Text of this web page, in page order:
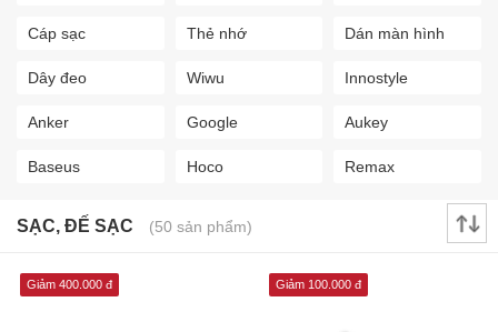
Cáp sạc Thẻ nhớ Dán màn hình
Dây đeo Wiwu Innostyle
Anker Google Aukey
Baseus Hoco Remax
SẠC, ĐẾ SẠC (50 sản phẩm)
Giảm 400.000 đ Giảm 100.000 đ